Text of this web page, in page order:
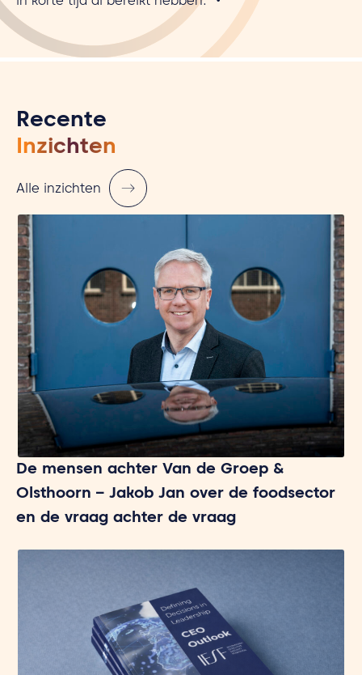
in korte tijd al bereikt hebben.” •
Recente
Inzichten
Alle inzichten
De mensen achter Van de Groep &
Olsthoorn – Jakob Jan over de foodsector
en de vraag achter de vraag